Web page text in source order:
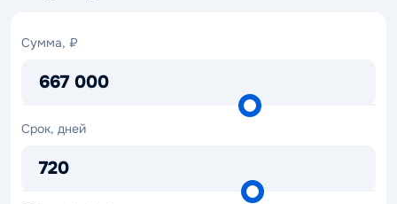
Сумма, ₽
667 000
Сумма,
Срок, дней
720
Срок,